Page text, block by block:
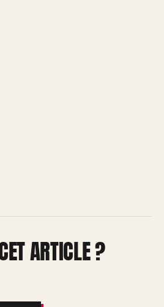
ARTICLE ?